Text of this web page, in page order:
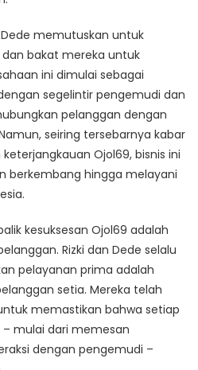
Dede memutuskan untuk
bakat mereka untuk
ini dimulai sebagai
segelintir pengemudi dan
pelanggan dengan
seiring tersebarnya kabar
Ojol69, bisnis ini
berkembang hingga melayani
kesuksesan Ojol69 adalah
Rizki dan Dede selalu
pelayanan prima adalah
setia. Mereka telah
memastikan bahwa setiap
mulai dari memesan
dengan pengemudi –